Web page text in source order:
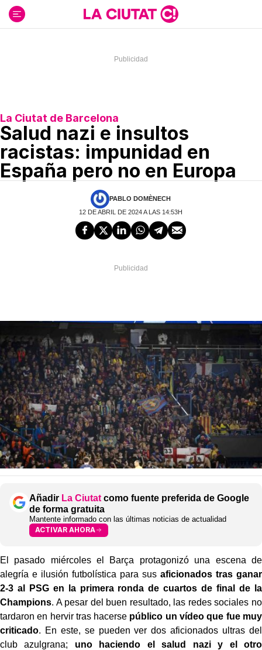
contenido
La Ciutat de Barcelona
Salud nazi e insultos
racistas: impunidad en
España pero no en Europa
PABLO DOMÈNECH
12 DE ABRIL DE 2024 A LAS 14:53H
Añadir La Ciutat como fuente preferida de Google
de forma gratuita
Mantente informado con las últimas noticias de actualidad
ACTIVAR AHORA
El pasado miércoles el Barça protagonizó una escena de
alegría e ilusión futbolística para sus aficionados tras ganar
2-3 al PSG en la primera ronda de cuartos de final de la
Champions. A pesar del buen resultado, las redes sociales no
tardaron en hervir tras hacerse público un vídeo que fue muy
criticado. En este, se pueden ver dos aficionados ultras del
club azulgrana; uno haciendo el salud nazi y el otro